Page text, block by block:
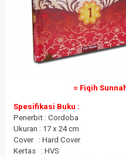
= Fiqih
Spesifikasi Buku :
Penerbit : Cordoba
Ukuran : 17 x 24 cm
Cover : Hard Cover
Kertas : HVS